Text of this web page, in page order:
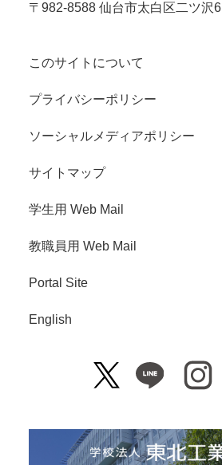
〒982-8588 仙台市太白区二ツ沢6
このサイトについて
プライバシーポリシー
ソーシャルメディアポリシー
サイトマップ
学生用 Web Mail
教職員用 Web Mail
Portal Site
English